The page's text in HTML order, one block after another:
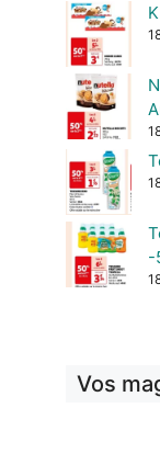
-
Vos